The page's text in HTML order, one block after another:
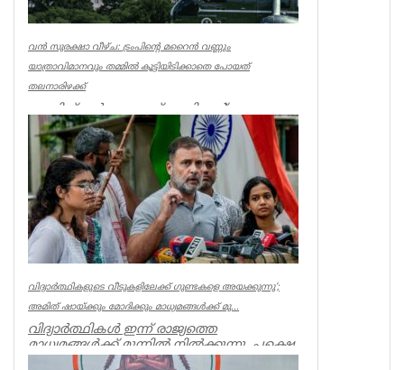
വൻ സുരക്ഷാ വീഴ്ച: ട്രംപിന്റെ മറൈൻ വണ്ണും
യാത്രാവിമാനവും തമ്മിൽ കൂട്ടിയിടിക്കാതെ പോയത്
തലനാരിഴക്ക്
വാഷിങ്ടൺ: യു.എസ് പ്രസിഡന്റ്
ഡോണൾഡ് ട്രംപിന്റെ ഔദ്യോഗിക
ഹെലികോപ്റ്ററായ 'മറൈൻ വൺ’,
വാഷിങ്ടണിലെ റൊണാൾഡ...
World
വിദ്യാര്‍ത്ഥികളുടെ വീടുകളിലേക്ക് ഗുണ്ടകളെ അയക്കുന്നു’;
അമിത് ഷായ്ക്കും മോദിക്കും മാധ്യമങ്ങള്‍ക്ക് മു...
വിദ്യാർത്ഥികൾ ഇന്ന് രാജ്യത്തെ
മാധ്യമങ്ങൾക്ക് മുന്നിൽ നിൽക്കുന്നു, പക്ഷെ
അമിത് ഷാ ക്കും, മോദിക്കും ധ...